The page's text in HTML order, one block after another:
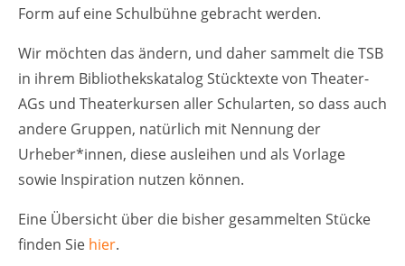
Form auf eine Schulbühne gebracht werden.
Wir möchten das ändern, und daher sammelt die TSB
in ihrem Bibliothekskatalog Stücktexte von Theater-
AGs und Theaterkursen aller Schularten, so dass auch
andere Gruppen, natürlich mit Nennung der
Urheber*innen, diese ausleihen und als Vorlage
sowie Inspiration nutzen können.
Eine Übersicht über die bisher gesammelten Stücke
finden Sie hier.